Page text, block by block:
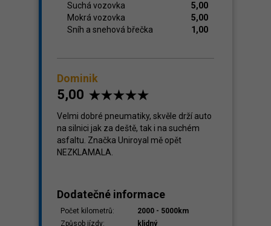
Suchá vozovka
5,00
Mokrá vozovka
5,00
Sníh a snehová břečka
1,00
Dominik
5,00
Velmi dobré pneumatiky, skvěle drží auto
na silnici jak za deště, tak i na suchém
asfaltu. Značka Uniroyal mě opět
NEZKLAMALA.
Dodatečné informace
Počet kilometrů:
2000 - 5000km
Způsob jízdy:
klidný